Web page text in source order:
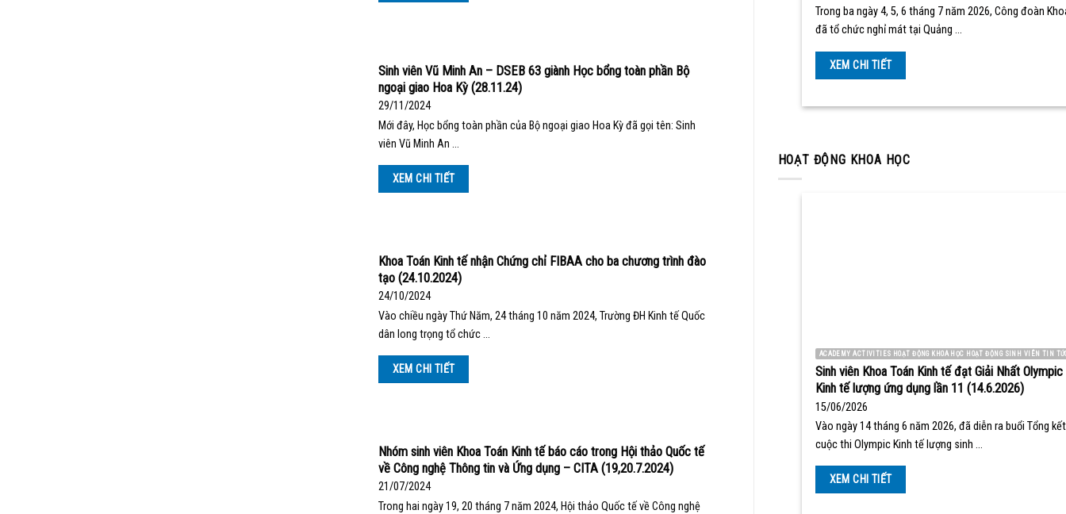
Sinh viên Vũ Minh An – DSEB 63 giành Học bổng toàn phần Bộ
ngoại giao Hoa Kỳ (28.11.24)
29/11/2024
Mới đây, Học bổng toàn phần của Bộ ngoại giao Hoa Kỳ đã gọi tên: Sinh
viên Vũ Minh An …
XEM CHI TIẾT
Khoa Toán Kinh tế nhận Chứng chỉ FIBAA cho ba chương trình đào
tạo (24.10.2024)
24/10/2024
Vào chiều ngày Thứ Năm, 24 tháng 10 năm 2024, Trường ĐH Kinh tế Quốc
dân long trọng tổ chức …
XEM CHI TIẾT
Nhóm sinh viên Khoa Toán Kinh tế báo cáo trong Hội thảo Quốc tế
về Công nghệ Thông tin và Ứng dụng – CITA (19,20.7.2024)
21/07/2024
Trong hai ngày 19, 20 tháng 7 năm 2024, Hội thảo Quốc tế về Công nghệ
Trong ba ngày 4, 5, 6 tháng 7 năm 2026, Công đoàn
đã tổ chức nghỉ mát tại Quảng …
XEM CHI TIẾT
HOẠT ĐỘNG KHOA HỌC
ACADEMY ACTIVITIES HOẠT ĐỘNG KHOA HỌC HOẠT ĐỘNG SINH VIÊN TIN
Sinh viên Khoa Toán Kinh tế đạt Giải Nhất Olympic
Kinh tế lượng ứng dụng lần 11 (14.6.2026)
15/06/2026
Vào ngày 14 tháng 6 năm 2026, đã diễn ra buổi Tổng kết
cuộc thi Olympic Kinh tế lượng sinh …
XEM CHI TIẾT